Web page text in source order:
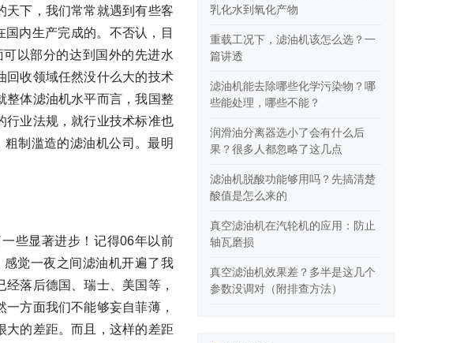
天下，我们常常就遇到有些客
内生产完成的。不否认，目
以部分的达到国外的先进水
回收领域任然没什么大的技术
整体滤油机水平而言，我国整
行业法规，就行业技术标准也
制滥造的滤油机公司。最明
些显著进步！记得06年以前
觉一夜之间滤油机开遍了我
落后德国、瑞士、美国等，
方面我们不能够妄自菲薄，
大的差距。而且，这样的差距
乳化水到氧化产物
重载工况下，滤油机该怎么选？一
篇讲透
滤油机能去除哪些化学污染物？哪
些能处理，哪些不能？
润滑油分离器选小了会有什么后
果？很多人都忽略了这几点
滤油机脱酸功能够用吗？先搞清楚
酸值是怎么来的
真空滤油机在汽轮机的应用：防止
轴瓦磨损
真空滤油机效果差？多半是这几个
参数没调对（附排查方法）